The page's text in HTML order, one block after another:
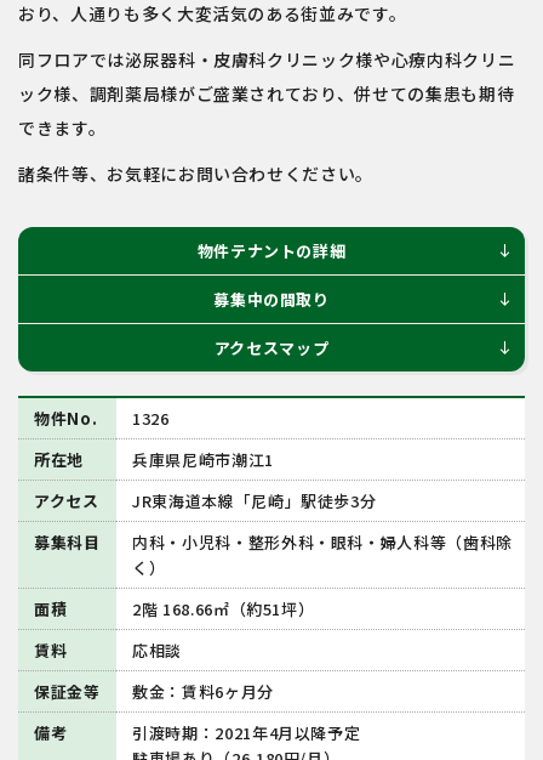
おり、人通りも多く大変活気のある街並みです。
同フロアでは泌尿器科・皮膚科クリニック様や心療内科クリニ
ック様、調剤薬局様がご盛業されており、併せての集患も期待
できます。
諸条件等、お気軽にお問い合わせください。
物件テナントの詳細 south
募集中の間取り south
アクセスマップ south
物件No.
1326
所在地
兵庫県尼崎市潮江1
アクセス
JR東海道本線「尼崎」駅徒歩3分
募集科目
内科・小児科・整形外科・眼科・婦人科等（歯科除
く）
面積
2階 168.66㎡（約51坪）
賃料
応相談
保証金等
敷金：賃料6ヶ月分
備考
引渡時期：2021年4月以降予定